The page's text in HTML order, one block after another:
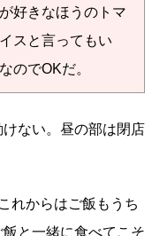
好きなほうのトマ
スと言ってもい
のでOKだ。
ない。昼の部は閉店
れからはご飯もうち
と一緒に食べてこそ